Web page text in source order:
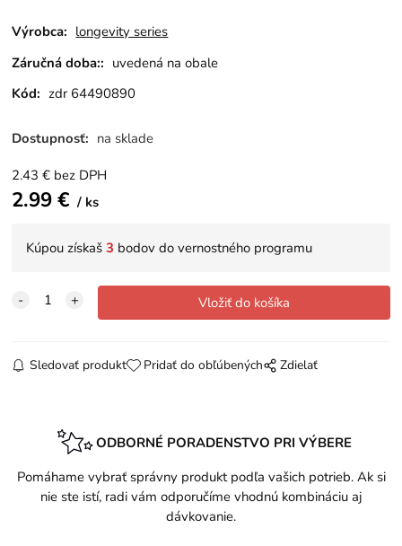
Výrobca: longevity series
Záručná doba:: uvedená na obale
Kód: zdr 64490890
Dostupnosť: na sklade
2.43 € bez DPH
2.99€ ks
Kúpou získaš3 bodov do vernostného programu
Sledovať produkt Pridať do obľúbených Zdielať
ODBORNÉ PORADENSTVO PRI VÝBERE
Pomáhame vybrať správny produkt podľa vašich potrieb. Ak si
nie ste istí, radi vám odporučíme vhodnú kombináciu aj
dávkovanie.